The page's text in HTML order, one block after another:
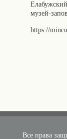
музей-
https://
Все права